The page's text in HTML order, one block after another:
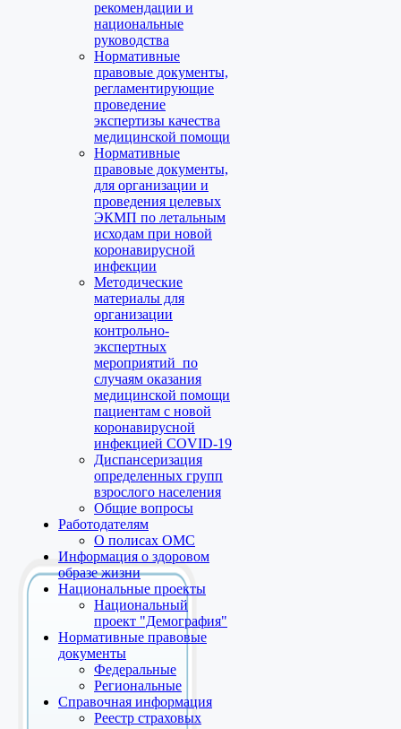
рекомендации и
национальные
руководства
Нормативные
правовые документы,
регламентирующие
проведение
экспертизы качества
медицинской помощи
Нормативные
правовые документы,
для организации и
проведения целевых
ЭКМП по летальным
исходам при новой
коронавирусной
инфекции
Методические
материалы для
организации
контрольно-
экспертных
мероприятий по
случаям оказания
медицинской помощи
пациентам с новой
коронавирусной
инфекцией COVID-19
Диспансеризация
определенных групп
взрослого населения
Общие вопросы
Работодателям
О полисах ОМС
Информация о здоровом
образе жизни
Национальные проекты
Национальный
проект "Демография"
Нормативные правовые
документы
Федеральные
Региональные
Справочная информация
Реестр страховых